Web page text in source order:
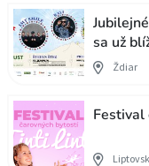
sa už
Ždiar
Festival